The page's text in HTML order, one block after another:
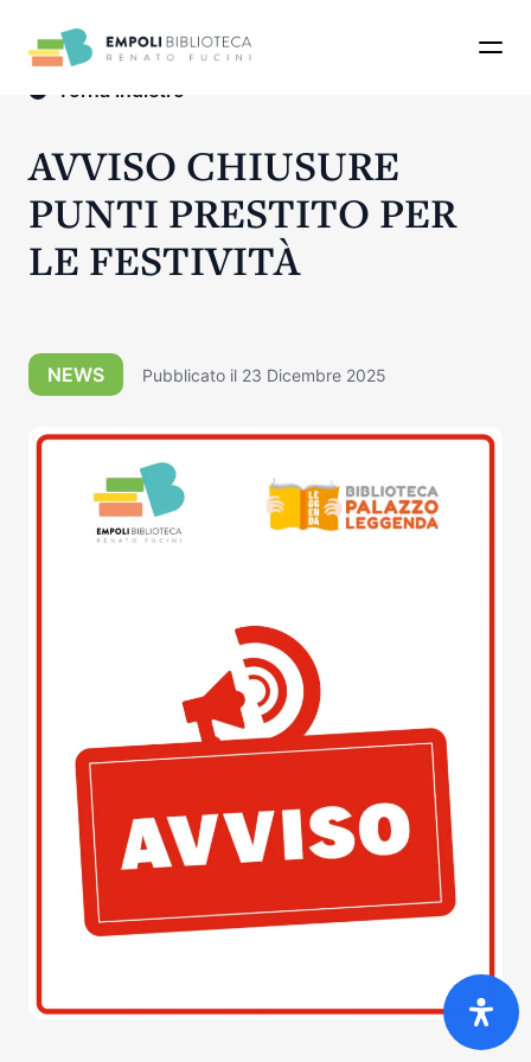
Apri
Torna indietro
AVVISO CHIUSURE
PUNTI PRESTITO PER
LE FESTIVITÀ
NEWS Pubblicato il 23 Dicembre 2025